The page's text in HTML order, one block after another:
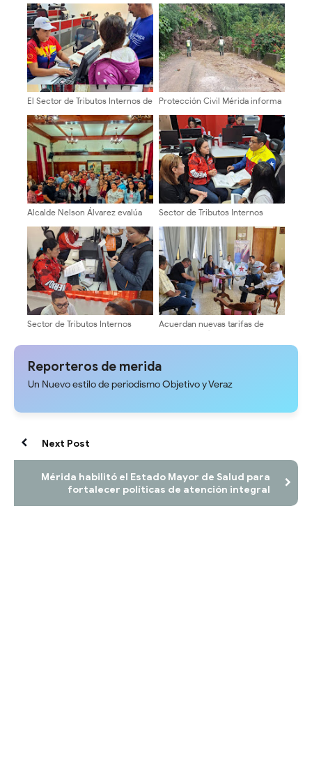
El Sector de Tributos Internos de
servidores públicos al servicio
del pueblo merideño
Protección Civil Mérida informa
Páramo
Alcalde Nelson Álvarez evalúa
técnicos local
Sector de Tributos Internos
Directa y Asesoría a
Contribuyentes
Sector de Tributos Internos
presencial y promueve la
Acuerdan nuevas tarifas de
transporte público a partir del 1°
de agosto, 200Bs Urbano, 230Bs
Reporteros de merida
Un Nuevo estilo de periodismo Objetivo y Veraz
Next Post
Mérida habilitó el Estado Mayor de Salud para
fortalecer políticas de atención integral